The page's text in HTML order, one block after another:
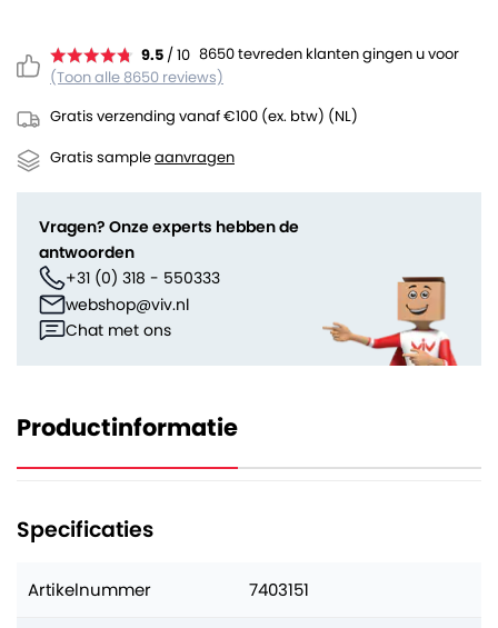
9.5 / 10 8650 tevreden klanten gingen u voor
(Toon alle 8650 reviews)
Gratis verzending vanaf €100 (ex. btw) (NL)
Gratis sampleaanvragen
Vragen? Onze experts hebben de
antwoorden
+31 (0) 318 - 550333
webshop@viv.nl
Chat met ons
Productinformatie
Specificaties
Artikelnummer 7403151